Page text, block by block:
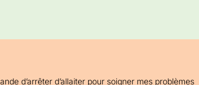
d’arrêter d’allaiter pour soigner mes problèmes